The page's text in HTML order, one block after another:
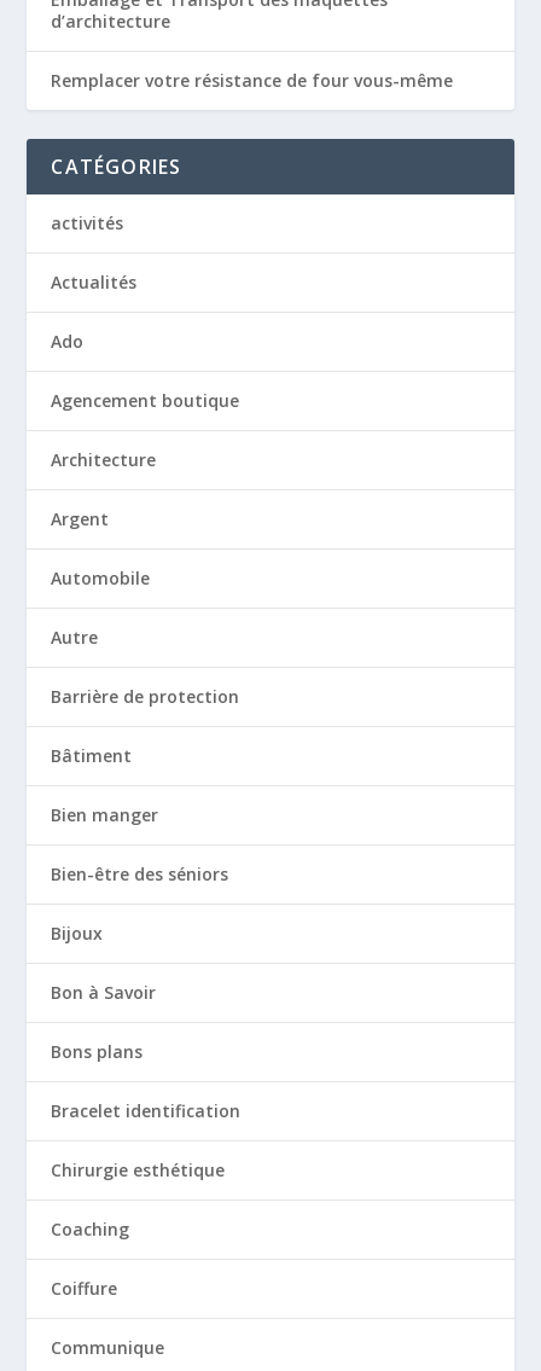
d’architecture
Remplacer votre résistance de four vous-même
CATÉGORIES
activités
Actualités
Ado
Agencement boutique
Architecture
Argent
Automobile
Autre
Barrière de protection
Bâtiment
Bien manger
Bien-être des séniors
Bijoux
Bon à Savoir
Bons plans
Bracelet identification
Chirurgie esthétique
Coaching
Coiffure
Communique